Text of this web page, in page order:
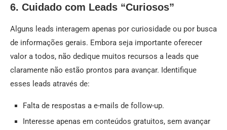
6. Cuidado com Leads “Curiosos”
Alguns leads interagem apenas por curiosidade ou por busca
de informações gerais. Embora seja importante oferecer
valor a todos, não dedique muitos recursos a leads que
claramente não estão prontos para avançar. Identifique
esses leads através de:
Falta de respostas a e-mails de follow-up.
Interesse apenas em conteúdos gratuitos, sem avançar